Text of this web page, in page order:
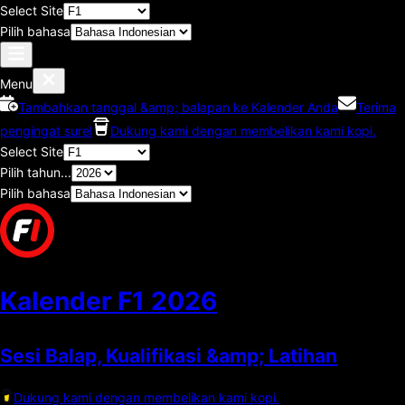
Select Site
Pilih bahasa
Menu
Tambahkan tanggal &amp; balapan ke Kalender Anda
Terima
pengingat surel
Dukung kami dengan membelikan kami kopi.
Select Site
Pilih tahun...
Pilih bahasa
Kalender F1 2026
Sesi Balap, Kualifikasi &amp; Latihan
Dukung kami dengan membelikan kami kopi.